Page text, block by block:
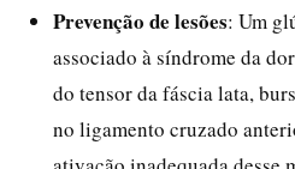
Prevenção de lesões: Um
associado à síndrome da
do tensor da fáscia lata,
no ligamento cruzado